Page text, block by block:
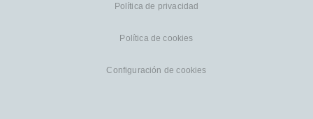
Política de privacidad
Política de cookies
Configuración de cookies